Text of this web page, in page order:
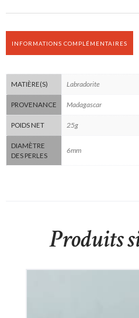
INFORMATIONS COMPLÉMENTAIRES
MATIÈRE(S) Labradorite
PROVENANCE Madagascar
POIDS NET 25g
DIAMÈTRE
DES PERLES
6mm
Produits